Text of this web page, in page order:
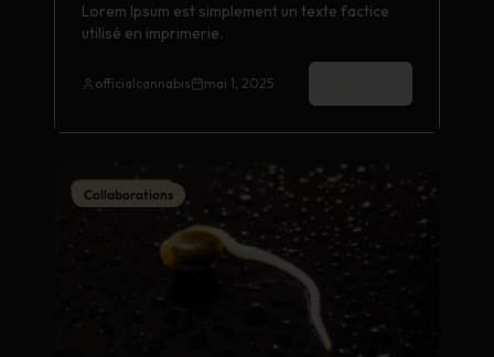
Lorem Ipsum est simplement un texte factice
utilisé en imprimerie.
officialcannabis mai 1, 2025
Collaborations